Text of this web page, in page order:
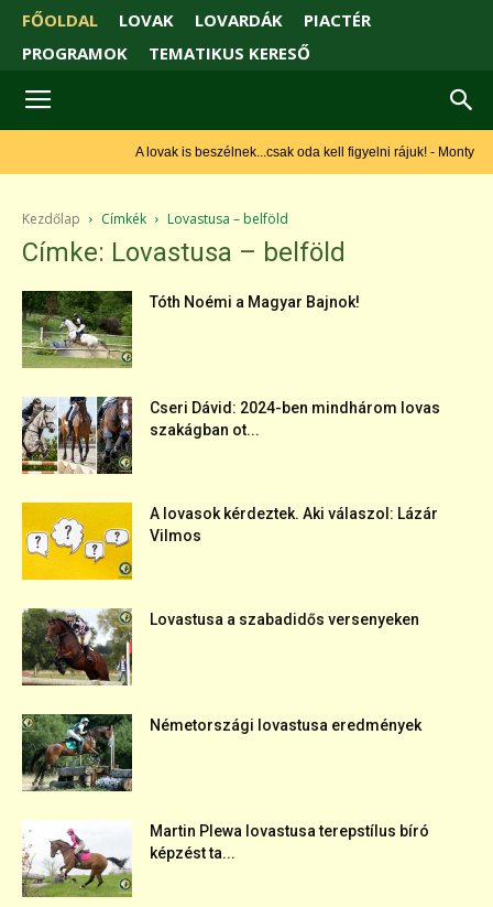
FŐOLDAL LOVAK LOVARDÁK
PIACTÉR
PROGRAMOK
TEMATIKUS KERESŐ
A lovak is beszélnek...csak oda kell figyelni rájuk! - Monty Roberts
Kezdőlap Címkék Lovastusa – belföld
Címke: Lovastusa – belföld
Tóth Noémi a Magyar Bajnok!
Cseri Dávid: 2024-ben mindhárom lovas
szakágban ot...
A lovasok kérdeztek. Aki válaszol: Lázár
Vilmos
Lovastusa a szabadidős versenyeken
Németországi lovastusa eredmények
Martin Plewa lovastusa terepstílus bíró
képzést ta...